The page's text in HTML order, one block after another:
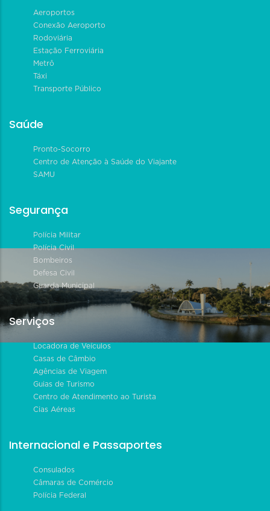
Aeroportos
Conexão Aeroporto
Rodoviária
Estação Ferroviária
Metrô
Táxi
Transporte Público
Saúde
Pronto-Socorro
Centro de Atenção à Saúde do Viajante
SAMU
Segurança
Polícia Militar
Polícia Civil
Bombeiros
Defesa Civil
Guarda Municipal
Serviços
Locadora de Veículos
Casas de Câmbio
Agências de Viagem
Guias de Turismo
Centro de Atendimento ao Turista
Cias Aéreas
Internacional e Passaportes
Consulados
Câmaras de Comércio
Polícia Federal